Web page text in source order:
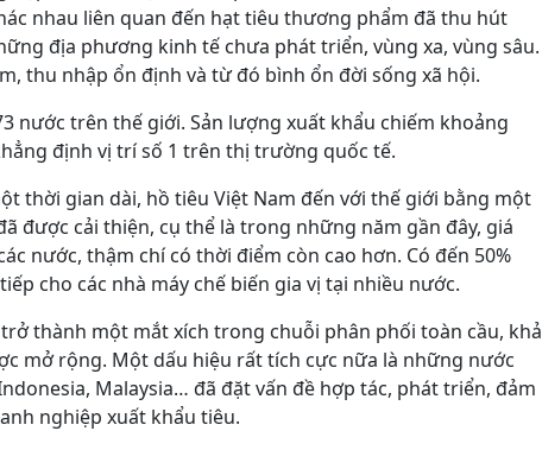
nhau liên quan đến hạt tiêu thương phẩm đã thu hút
địa phương kinh tế chưa phát triển, vùng xa, vùng sâu.
thu nhập ổn định và từ đó bình ổn đời sống xã hội.
nước trên thế giới. Sản lượng xuất khẩu chiếm khoảng
định vị trí số 1 trên thị trường quốc tế.
thời gian dài, hồ tiêu Việt Nam đến với thế giới bằng một
được cải thiện, cụ thể là trong những năm gần đây, giá
nước, thậm chí có thời điểm còn cao hơn. Có đến 50%
cho các nhà máy chế biến gia vị tại nhiều nước.
thành một mắt xích trong chuỗi phân phối toàn cầu, khả
mở rộng. Một dấu hiệu rất tích cực nữa là những nước
Malaysia… đã đặt vấn đề hợp tác, phát triển, đảm
nghiệp xuất khẩu tiêu.